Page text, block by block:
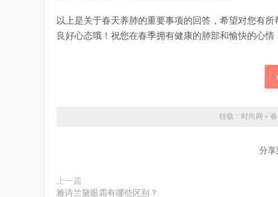
以上是关于春天养肺的重要事项的回答，希望对您有
良好心态哦！祝您在春季拥有健康的肺部和愉快的心情
转载： 时尚网 »
分享
上一篇
雅诗兰黛眼霜有哪些区别？